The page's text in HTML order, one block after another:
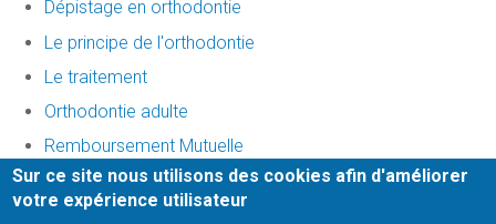
Dépistage en orthodontie
Le principe de l'orthodontie
Le traitement
Orthodontie adulte
Remboursement Mutuelle
Traitement invisalign
Sur ce site nous utilisons des cookies afin d'améliorer
votre expérience utilisateur